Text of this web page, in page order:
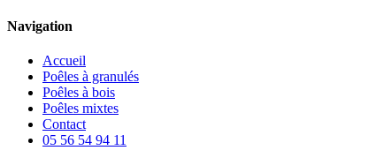
Navigation
Accueil
Poêles à granulés
Poêles à bois
Poêles mixtes
Contact
05 56 54 94 11